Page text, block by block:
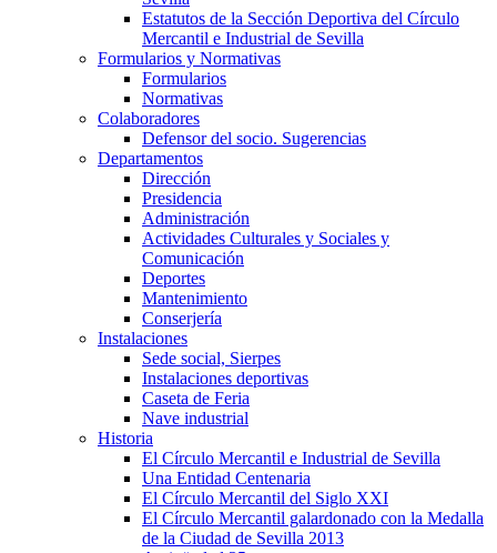
Estatutos de la Sección Deportiva del Círculo
Mercantil e Industrial de Sevilla
Formularios y Normativas
Formularios
Normativas
Colaboradores
Defensor del socio. Sugerencias
Departamentos
Dirección
Presidencia
Administración
Actividades Culturales y Sociales y
Comunicación
Deportes
Mantenimiento
Conserjería
Instalaciones
Sede social, Sierpes
Instalaciones deportivas
Caseta de Feria
Nave industrial
Historia
El Círculo Mercantil e Industrial de Sevilla
Una Entidad Centenaria
El Círculo Mercantil del Siglo XXI
El Círculo Mercantil galardonado con la Medalla
de la Ciudad de Sevilla 2013